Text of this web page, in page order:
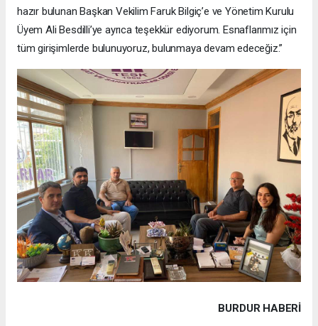
hazır bulunan Başkan Vekilim Faruk Bilgiç’e ve Yönetim Kurulu
Üyem Ali Besdilli’ye ayrıca teşekkür ediyorum. Esnaflarımız için
tüm girişimlerde bulunuyoruz, bulunmaya devam edeceğiz.”
BURDUR HABERİ